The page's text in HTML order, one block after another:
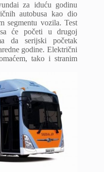
za iduću godinu
autobusa kao dio
segmentu vozila. Test
će početi u drugoj
da serijski početak
godine. Električni
tako i stranim